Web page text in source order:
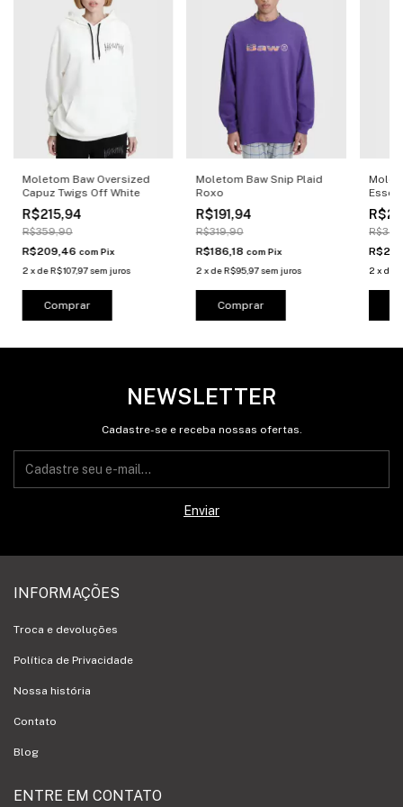
Moletom Baw Oversized
Capuz Twigs Off White
R$215,94
R$359,90
R$209,46 com Pix
2 xdeR$107,97sem juros
Comprar
Moletom Baw Snip Plaid
Roxo
R$191,94
R$319,90
R$186,18 com Pix
2 xdeR$95,97 sem juros
Comprar
2 x de
NEWSLETTER
Cadastre-se e receba nossas ofertas.
INFORMAÇÕES
Troca e devoluções
Política de Privacidade
Nossa história
Contato
Blog
ENTRE EM CONTATO